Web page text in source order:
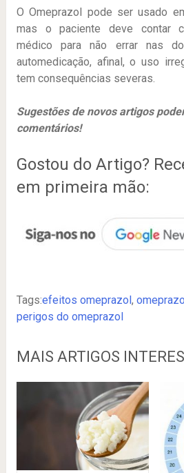
O Omeprazol pode ser usado
mas o paciente deve contar
médico para não errar nas
automedicação, afinal, o uso
tem consequências severas.
Sugestões de novos artigos
comentários!
Gostou do Artigo?
em primeira mão:
Tags:efeitos omeprazol,
perigos do omeprazol
MAIS ARTIGOS